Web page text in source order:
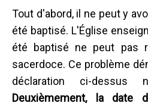
Tout d'abord, il ne peut y
été baptisé. L'Église
été baptisé ne peut pas
sacerdoce. Ce problème
déclaration ci-dessus
Deuxièmement, la date